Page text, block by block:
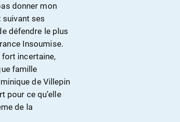
donner mon
suivant ses
défendre le plus
Insoumise.
fort incertaine,
famille
de Villepin
pour ce qu’elle
de la